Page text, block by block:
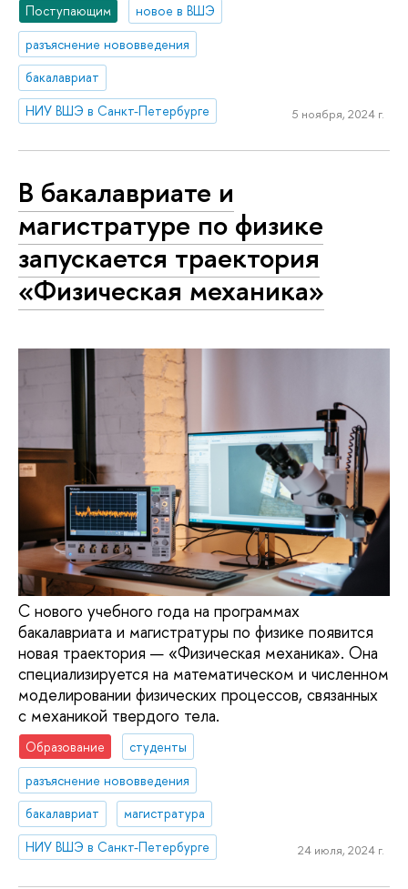
Поступающим
новое в ВШЭ
разъяснение нововведения
бакалавриат
НИУ ВШЭ в Санкт-Петербурге
5 ноября, 2024 г.
В бакалавриате и
магистратуре по физике
запускается траектория
«Физическая механика»
С нового учебного года на программах
бакалавриата и магистратуры по физике появится
новая траектория — «Физическая механика». Она
специализируется на математическом и численном
моделировании физических процессов, связанных
с механикой твердого тела.
Образование
студенты
разъяснение нововведения
бакалавриат
магистратура
НИУ ВШЭ в Санкт-Петербурге
24 июля, 2024 г.